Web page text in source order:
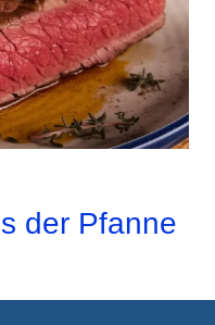
der Pfanne